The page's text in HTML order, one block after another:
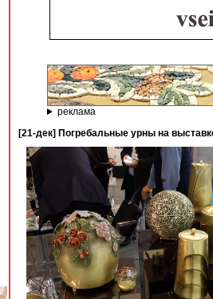
реклама
[21-дек] Погребальные урны на